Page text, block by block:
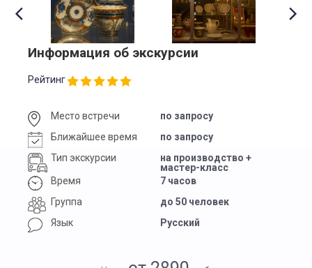
Информация об экскурсии
Рейтинг
Место встречи
по запросу
Ближайшее время
по запросу
Тип экскурсии
на производство +
мастер-класс
Время
7 часов
Группа
до 50 человек
Язык
Русский